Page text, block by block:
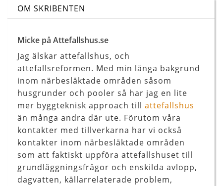
OM SKRIBENTEN
Micke på Attefallshus.se
Jag älskar attefallshus, och
attefallsreformen. Med min långa bakgrund
inom närbesläktade områden såsom
husgrunder och pooler så har jag en lite
mer byggteknisk approach till attefallshus
än många andra där ute. Förutom våra
kontakter med tillverkarna har vi också
kontakter inom närbesläktade områden
som att faktiskt uppföra attefallshuset till
grundläggningsfrågor och enskilda avlopp,
dagvatten, källarrelaterade problem,